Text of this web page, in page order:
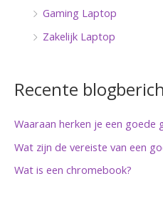
Gaming Laptop
Zakelijk Laptop
Recente
Waaraan herken je een goede
Wat zijn de vereiste van een
Wat is een chromebook?